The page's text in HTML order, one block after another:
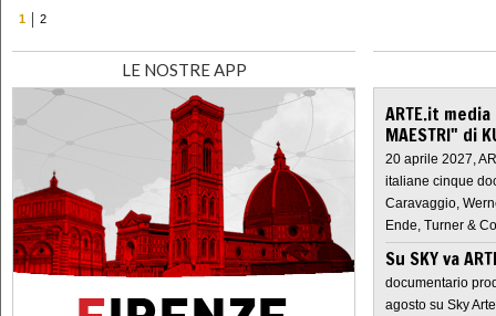
1 2
LE NOSTRE APP
ARTE.it
MAESTRI" di
20 aprile 2027,
italiane cinque
Caravaggio,
Ende, Turner &
Su SKY va
documentario
agosto su Sky Arte